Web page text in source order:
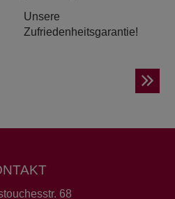
Unsere
Zufriedenheitsgarantie!
68